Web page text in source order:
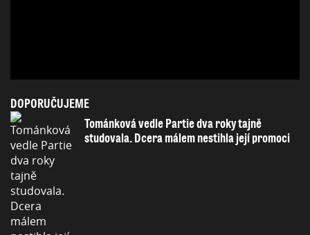
DOPORUČUJEME
Tománková vedle Partie dva roky tajně
studovala. Dcera málem nestihla její promoci